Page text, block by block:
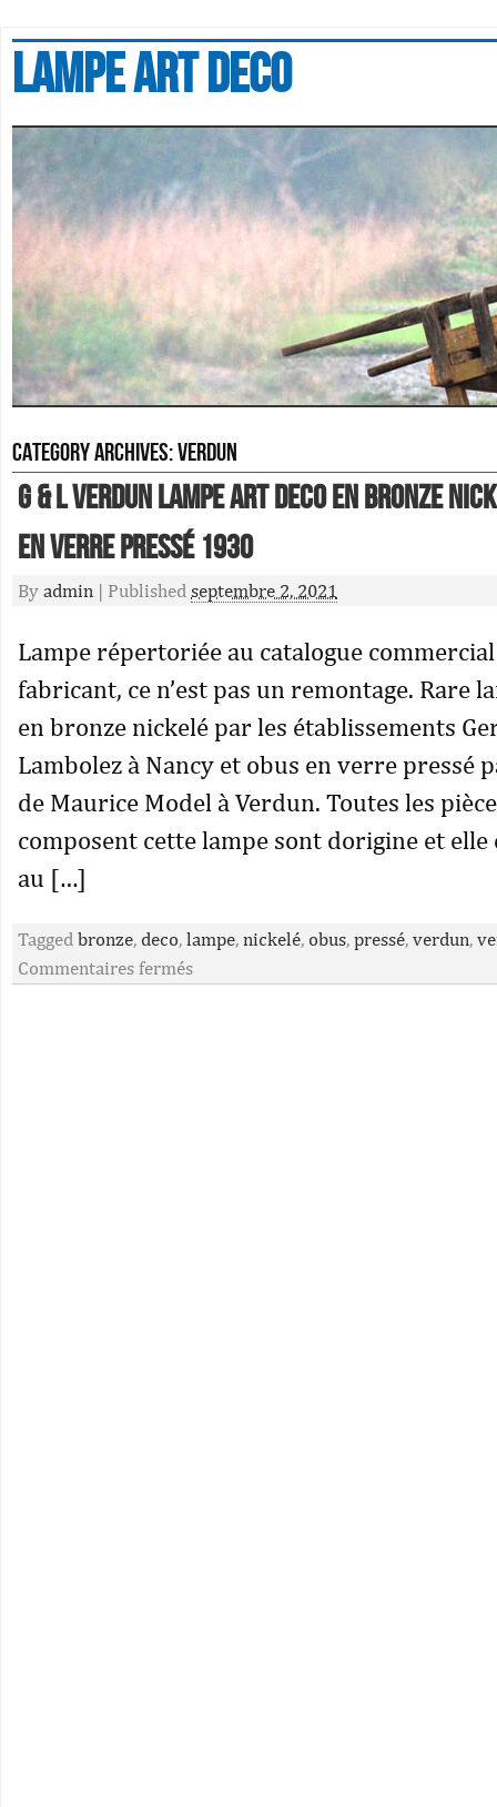
Lampe art deco
Category Archives:verdun
G & L Verdun Lampe Art Deco En Bronze
En Verre Pressé 1930
By admin | Published septembre 2, 2021
Lampe répertoriée au catalogue
fabricant, ce n’est pas un remontage. Rare
en bronze nickelé par les établissements
Lambolez à Nancy et obus en verre pressé
de Maurice Model à Verdun. Toutes les
composent cette lampe sont dorigine et elle
au […]
Tagged bronze, deco, lampe, nickelé, obus, pressé, verdun,
Commentaires fermés